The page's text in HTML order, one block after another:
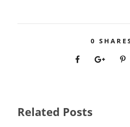
0
Related Posts